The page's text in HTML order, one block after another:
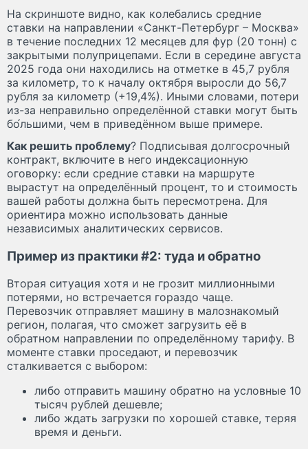
На скриншоте видно, как колебались средние
ставки на направлении «Санкт-Петербург – Москва»
в течение последних 12 месяцев для фур (20 тонн) с
закрытыми полуприцепами. Если в середине августа
2025 года они находились на отметке в 45,7 рубля
за километр, то к началу октября выросли до 56,7
рубля за километр (+19,4%). Иными словами, потери
из-за неправильно определённой ставки могут быть
бо́льшими, чем в приведённом выше примере.
Как решить проблему? Подписывая долгосрочный
контракт, включите в него индексационную
оговорку: если средние ставки на маршруте
вырастут на определённый процент, то и стоимость
вашей работы должна быть пересмотрена. Для
ориентира можно использовать данные
независимых аналитических сервисов.
Пример из практики #2: туда и обратно
Вторая ситуация хотя и не грозит миллионными
потерями, но встречается гораздо чаще.
Перевозчик отправляет машину в малознакомый
регион, полагая, что сможет загрузить её в
обратном направлении по определённому тарифу. В
моменте ставки проседают, и перевозчик
сталкивается с выбором:
либо отправить машину обратно на условные 10
тысяч рублей дешевле;
либо ждать загрузки по хорошей ставке, теряя
время и деньги.